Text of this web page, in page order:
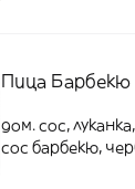
Пица Барбекю
дом. сос,
сос барбекю,